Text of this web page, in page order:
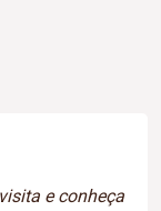
e conheça